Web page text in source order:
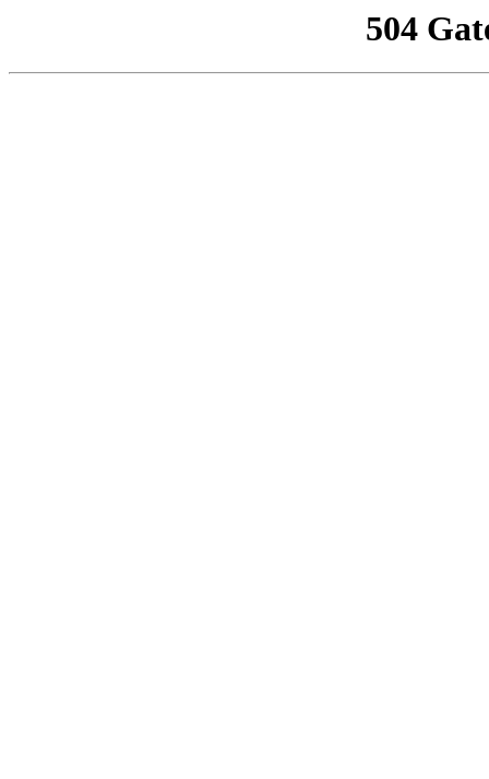
504